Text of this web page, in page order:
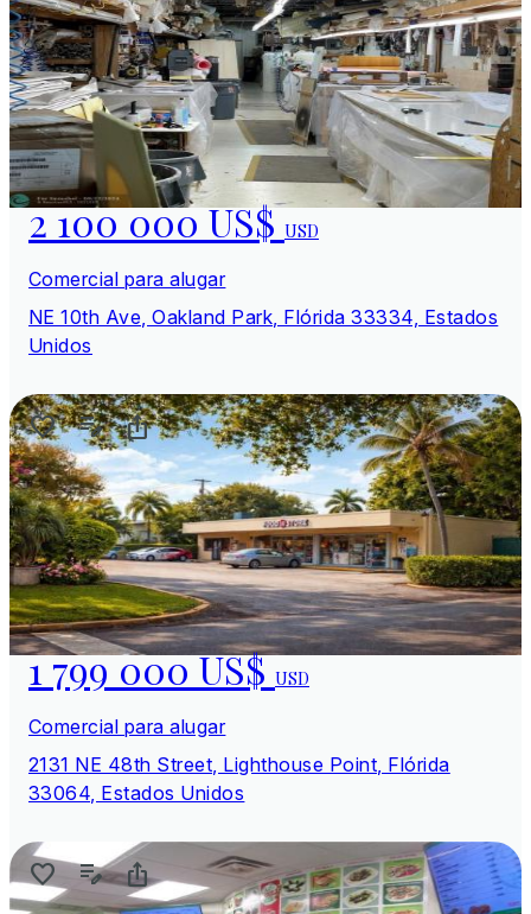
2 100 000 US$USD
Comercial para alugar
NE 10th Ave, Oakland Park, Flórida 33334, Estados
Unidos
1 799 000 US$USD
Comercial para alugar
2131 NE 48th Street, Lighthouse Point, Flórida
33064, Estados Unidos